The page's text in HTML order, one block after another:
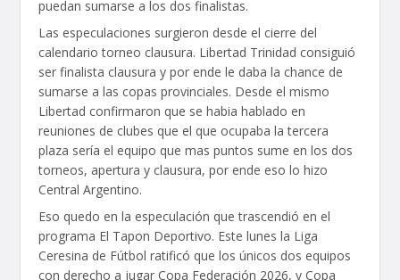
puedan sumarse a los dos finalistas.
Las especulaciones surgieron desde el cierre del
calendario torneo clausura. Libertad Trinidad consiguió
ser finalista clausura y por ende le daba la chance de
sumarse a las copas provinciales. Desde el mismo
Libertad confirmaron que se habia hablado en
reuniones de clubes que el que ocupaba la tercera
plaza sería el equipo que mas puntos sume en los dos
torneos, apertura y clausura, por ende eso lo hizo
Central Argentino.
Eso quedo en la especulación que trascendió en el
programa El Tapon Deportivo. Este lunes la Liga
Ceresina de Fútbol ratificó que los únicos dos equipos
con derecho a jugar Copa Federación 2026, y Copa